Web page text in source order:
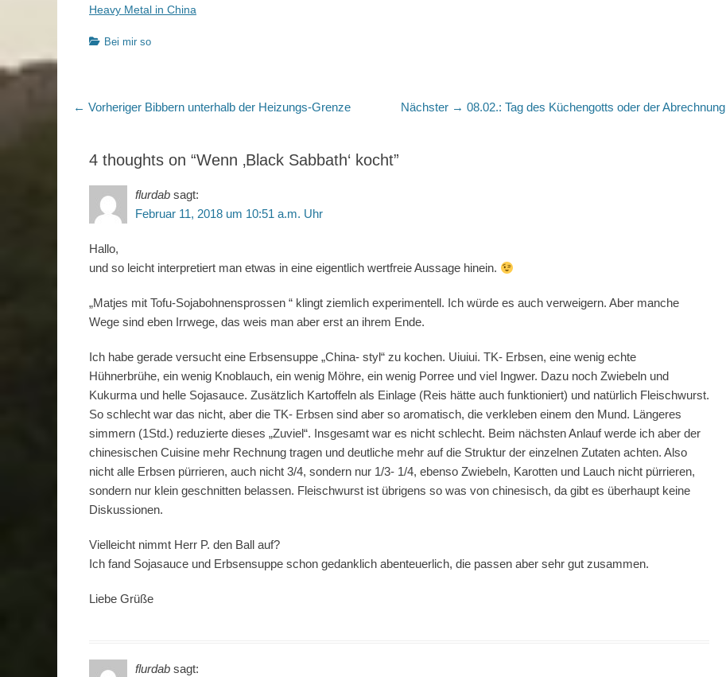
Heavy Metal in China
Kategorien
Bei mir so
Beitragsnavigation
← Vorheriger Vorheriger
Bibbern unterhalb der Heizungs-Grenze Nächster → Nächster
08.02.: Tag des Küchengotts oder der Abrechnung
4 thoughts on “Wenn ‚Black Sabbath‘ kocht”
flurdab sagt:
Februar 11, 2018 um 10:51 a.m. Uhr
Hallo,
und so leicht interpretiert man etwas in eine eigentlich wertfreie Aussage hinein.
„Matjes mit Tofu-Sojabohnensprossen “ klingt ziemlich experimentell. Ich würde es auch verweigern. Aber manche
Wege sind eben Irrwege, das weis man aber erst an ihrem Ende.
Ich habe gerade versucht eine Erbsensuppe „China- styl“ zu kochen. Uiuiui. TK- Erbsen, eine wenig echte
Hühnerbrühe, ein wenig Knoblauch, ein wenig Möhre, ein wenig Porree und viel Ingwer. Dazu noch Zwiebeln und
Kukurma und helle Sojasauce. Zusätzlich Kartoffeln als Einlage (Reis hätte auch funktioniert) und natürlich Fleischwurst.
So schlecht war das nicht, aber die TK- Erbsen sind aber so aromatisch, die verkleben einem den Mund. Längeres
simmern (1Std.) reduzierte dieses „Zuviel“. Insgesamt war es nicht schlecht. Beim nächsten Anlauf werde ich aber der
chinesischen Cuisine mehr Rechnung tragen und deutliche mehr auf die Struktur der einzelnen Zutaten achten. Also
nicht alle Erbsen pürrieren, auch nicht 3/4, sondern nur 1/3- 1/4, ebenso Zwiebeln, Karotten und Lauch nicht pürrieren,
sondern nur klein geschnitten belassen. Fleischwurst ist übrigens so was von chinesisch, da gibt es überhaupt keine
Diskussionen.
Vielleicht nimmt Herr P. den Ball auf?
Ich fand Sojasauce und Erbsensuppe schon gedanklich abenteuerlich, die passen aber sehr gut zusammen.
Liebe Grüße
flurdab sagt: